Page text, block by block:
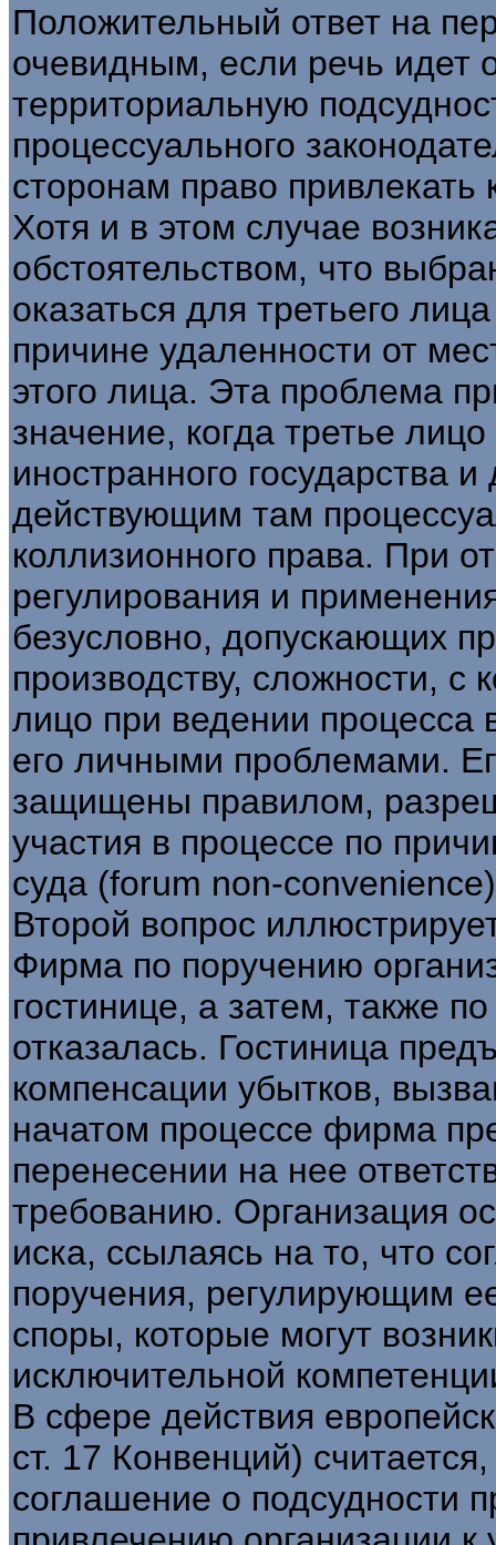
Положительный ответ на
очевидным, если речь
территориальную
процессуального
сторонам право привлекать
Хотя и в этом случае
обстоятельством, что
оказаться для третьего
причине удаленности от
этого лица. Эта проблема
значение, когда третье
иностранного государства
действующим там
коллизионного права. При
регулирования и
безусловно, допускающих
производству, сложности, с
лицо при ведении процесса
его личными проблемами.
защищены правилом,
участия в процессе по
суда (forum non-
Второй вопрос
Фирма по поручению
гостинице, а затем, также
отказалась. Гостиница
компенсации убытков,
начатом процессе фирма
перенесении на нее
требованию. Организация
иска, ссылаясь на то, что
поручения, регулирующим
споры, которые могут
исключительной
В сфере действия
ст. 17 Конвенций)
соглашение о подсудности